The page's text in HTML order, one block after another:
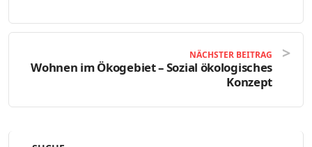
NÄCHSTER BEITRAG
Wohnen im Ökogebiet – Sozial ökologisches
Konzept